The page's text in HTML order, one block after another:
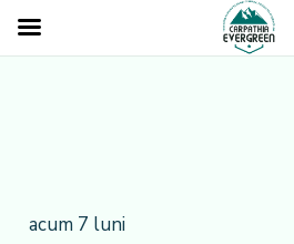
acum 7 luni